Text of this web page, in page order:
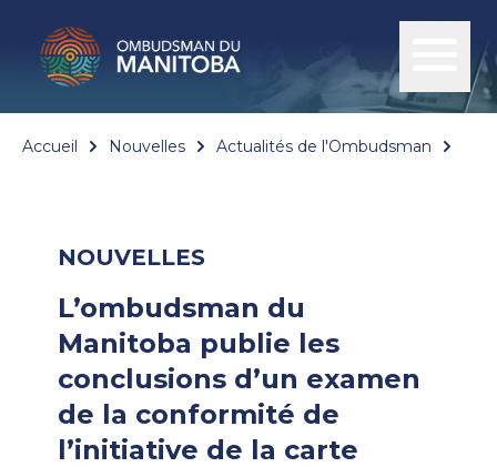
Accueil Nouvelles Actualités de l'Ombudsman
NOUVELLES
L’ombudsman du
Manitoba publie les
conclusions d’un examen
de la conformité de
l’initiative de la carte